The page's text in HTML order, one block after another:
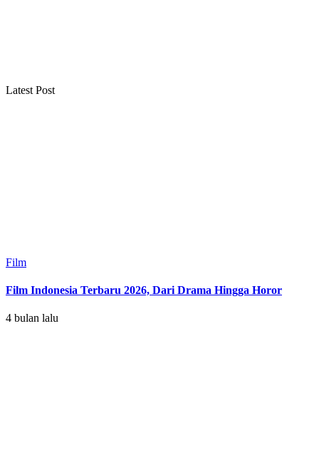
Latest Post
Film
Film Indonesia Terbaru 2026, Dari Drama Hingga Horor
4 bulan lalu